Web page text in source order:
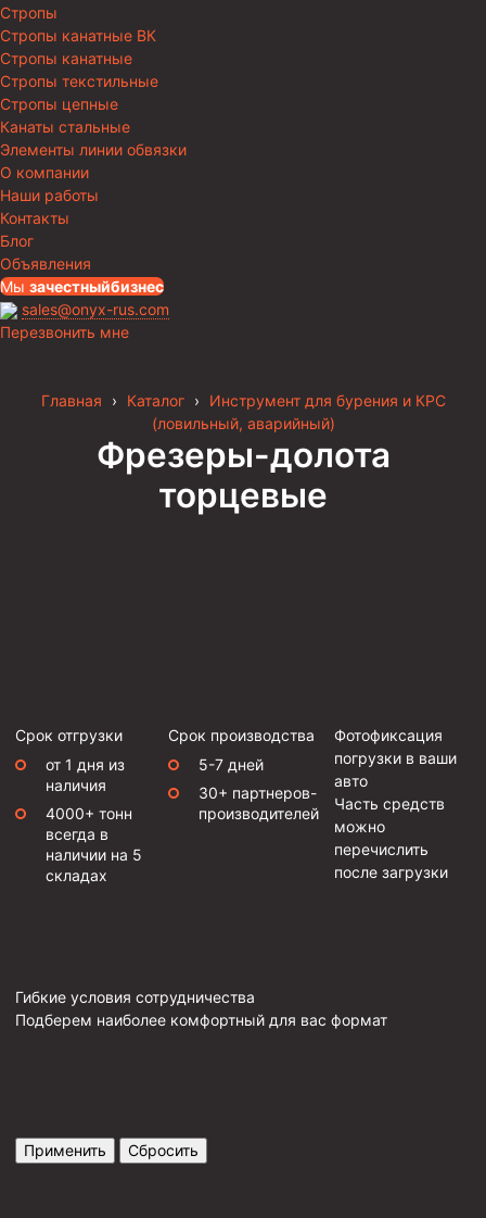
Стропы
Стропы канатные ВК
Стропы канатные
Стропы текстильные
Стропы цепные
Канаты стальные
Элементы линии обвязки
О компании
Наши работы
Контакты
Блог
Объявления
Мы зачестныйбизнес
sales@onyx-rus.com
Перезвонить мне
Главная › Каталог ›
Инструмент для бурения и КРС
(ловильный, аварийный)
Фрезеры-долота
торцевые
Срок отгрузки
от 1 дня из
наличия
4000+ тонн
всегда в
наличии на 5
складах
Срок производства
5-7 дней
30+ партнеров-
производителей
Фотофиксация
погрузки в ваши
авто
Часть средств
можно
перечислить
после загрузки
Гибкие условия сотрудничества
Подберем наиболее комфортный для вас формат
Применить Сбросить